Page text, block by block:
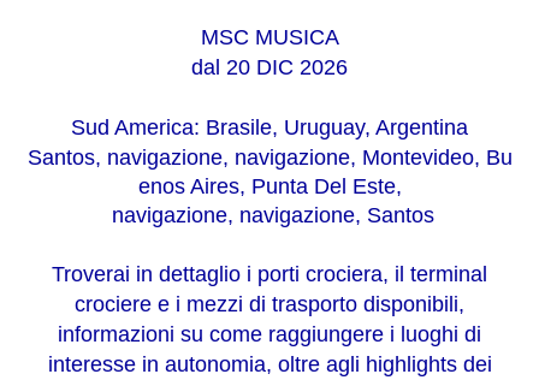
MSC MUSICA
dal 20 DIC 2026
Sud America: Brasile, Uruguay, Argentina
Santos, navigazione, navigazione, Montevideo, Bu
enos Aires, Punta Del Este,
navigazione, navigazione, Santos
Troverai in dettaglio i porti crociera, il terminal
crociere e i mezzi di trasporto disponibili,
informazioni su come raggiungere i luoghi di
interesse in autonomia, oltre agli highlights dei